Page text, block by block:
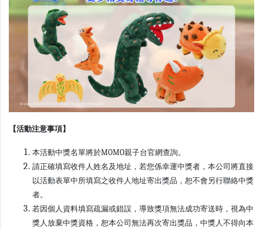
【活動注意事項】
本活動中獎名單將於MOMO親子台官網查詢。
請正確填寫收件人姓名及地址，若您係幸運中獎者，本公司將直接
以活動表單中所填寫之收件人地址寄出獎品，恕不會另行聯絡中獎
者。
若因個人資料填寫疏漏或錯誤，導致獎項無法成功寄送時，視為中
獎人放棄中獎資格，恕本公司無法再次寄出獎品，中獎人不得向本